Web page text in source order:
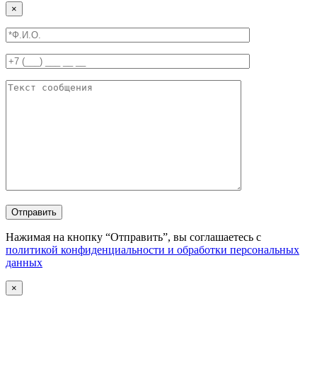
×
Отправить
Нажимая на кнопку “Отправить”, вы соглашаетесь с
политикой конфиденциальности и обработки персональных
данных
×